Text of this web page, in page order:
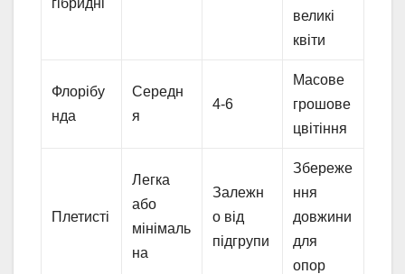
гібридні
великі
квіти
Флорібу
нда
Середн
я
4-6
Масове
грошове
цвітіння
Плетисті
Легка
або
мінімаль
на
Залежн
о від
підгрупи
Збереже
ння
довжини
для
опор